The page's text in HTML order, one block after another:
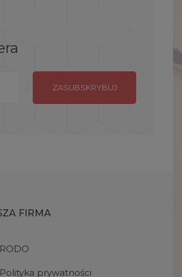
FIRMA
RODO
Polityka prywatności